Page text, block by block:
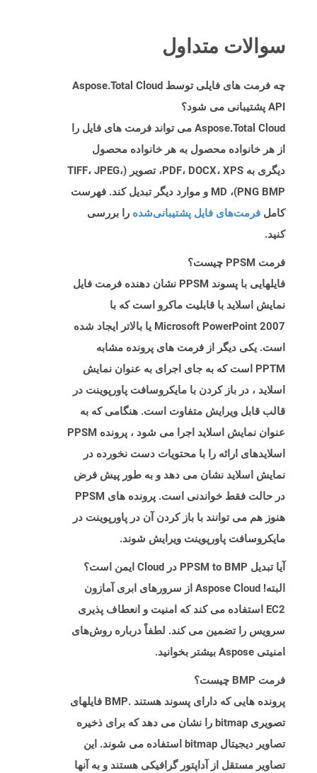
سوالات متداول
چه فرمت های فایلی توسط Aspose.Total Cloud
API پشتیبانی می شود؟
Aspose.Total Cloud می تواند فرمت های فایل را
از هر خانواده محصول به هر خانواده محصول
دیگری به PDF، DOCX، XPS، تصویر (TIFF، JPEG،
PNG BMP)، MD و موارد دیگر تبدیل کند. فهرست
کامل فرمت‌های فایل پشتیبانی‌شده را بررسی
کنید.
فرمت PPSM چیست؟
فایلهایی با پسوند PPSM نشان دهنده فرمت فایل
نمایش اسلاید با قابلیت ماکرو است که با
Microsoft PowerPoint 2007 یا بالاتر ایجاد شده
است. یکی دیگر از فرمت های پرونده مشابه
PPTM است که به جای اجرای به عنوان نمایش
اسلاید ، در باز کردن با مایکروسافت پاورپوینت در
قالب قابل ویرایش متفاوت است. هنگامی که به
عنوان نمایش اسلاید اجرا می شود ، پرونده PPSM
اسلایدهای ارائه را با محتویات دست نخورده در
نمایش اسلاید نشان می دهد و به طور پیش فرض
در حالت فقط خواندنی است. پرونده های PPSM
هنوز هم می توانند با باز کردن آن در پاورپوینت در
مایکروسافت پاورپوینت ویرایش شوند.
آیا تبدیل PPSM to BMP در Cloud ایمن است؟
البته! Aspose Cloud از سرورهای ابری آمازون
EC2 استفاده می کند که امنیت و انعطاف پذیری
سرویس را تضمین می کند. لطفاً درباره روش‌های
امنیتی Aspose بیشتر بخوانید.
فرمت BMP چیست؟
پرونده هایی که دارای پسوند هستند .BMP فایلهای
تصویری bitmap را نشان می دهد که برای ذخیره
تصاویر دیجیتال bitmap استفاده می شوند. این
تصاویر مستقل از آداپتور گرافیکی هستند و به آنها